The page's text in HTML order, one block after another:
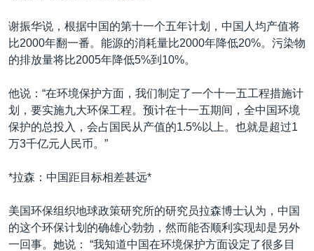
检
索
美洲
全球议题
劳工
环境
美中关系
美国建国250周年
埃博拉疫情
美国之音专访
重要讲话与声明
关注西藏
关注新疆
中文广播
其他语言网站
谢振华说，根据中国的第十一个五年计划，中国人均产值将
比2000年翻一番。能源的消耗量比2000年降低20%。污染物
的排放量将比2005年降低5%到10%。
他说：“在环境保护方面，我们制定了一个十一五工程措施计
划，要实施九大环保工程。预计在十一五期间，全中国环境
保护的总投入，会占国民从产值的1.5%以上。也就是超过1
万3千亿元人民币。”
*拉森：中国距目标相差甚远*
美国环保组织地球政策研究所的研究员拉森博士认为，中国
的这个环保计划的确雄心勃勃，然而能否顺利实现却是另外
一回事。她说： “我知道中国在环境保护方面设定了很多目